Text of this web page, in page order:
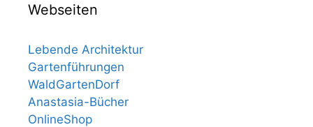
Webseiten
Lebende Architektur
Gartenführungen
WaldGartenDorf
Anastasia-Bücher
OnlineShop